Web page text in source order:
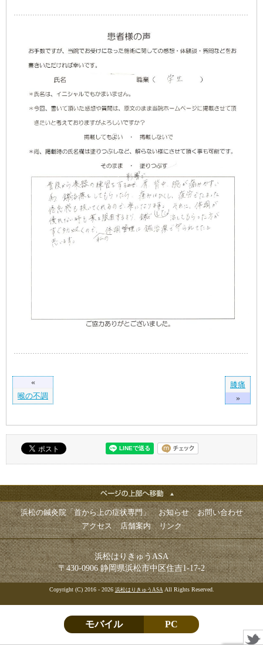
«
喉の不調
膝痛
»
浜松の鍼灸院「首から上の症状専門」 お知らせ
お問い合わせ
アクセス
店舗案内 リンク
浜松はりきゅうASA
〒430-0906 静岡県浜松市中区住吉1-17-2
Copyright (C) 2016 - 2026 浜松はりきゅうASA All Rights Reserved.
モバイル PC